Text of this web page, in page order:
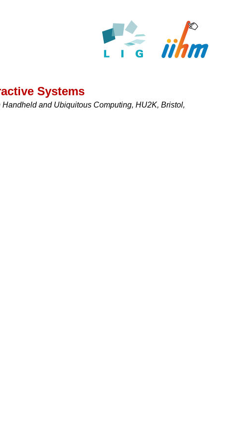
Systems
and Ubiquitous Computing, HU2K, Bristol,